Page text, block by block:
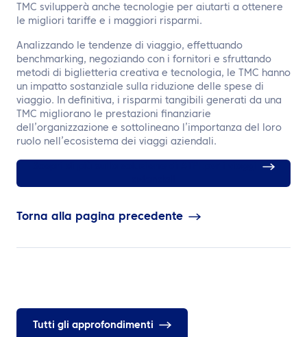
TMC svilupperà anche tecnologie per aiutarti a ottenere
le migliori tariffe e i maggiori risparmi.
Analizzando le tendenze di viaggio, effettuando
benchmarking, negoziando con i fornitori e sfruttando
metodi di biglietteria creativa e tecnologia, le TMC hanno
un impatto sostanziale sulla riduzione delle spese di
viaggio. In definitiva, i risparmi tangibili generati da una
TMC migliorano le prestazioni finanziarie
dell’organizzazione e sottolineano l’importanza del loro
ruolo nell’ecosistema dei viaggi aziendali.
Torna alla pagina precedente
Tutti gli approfondimenti